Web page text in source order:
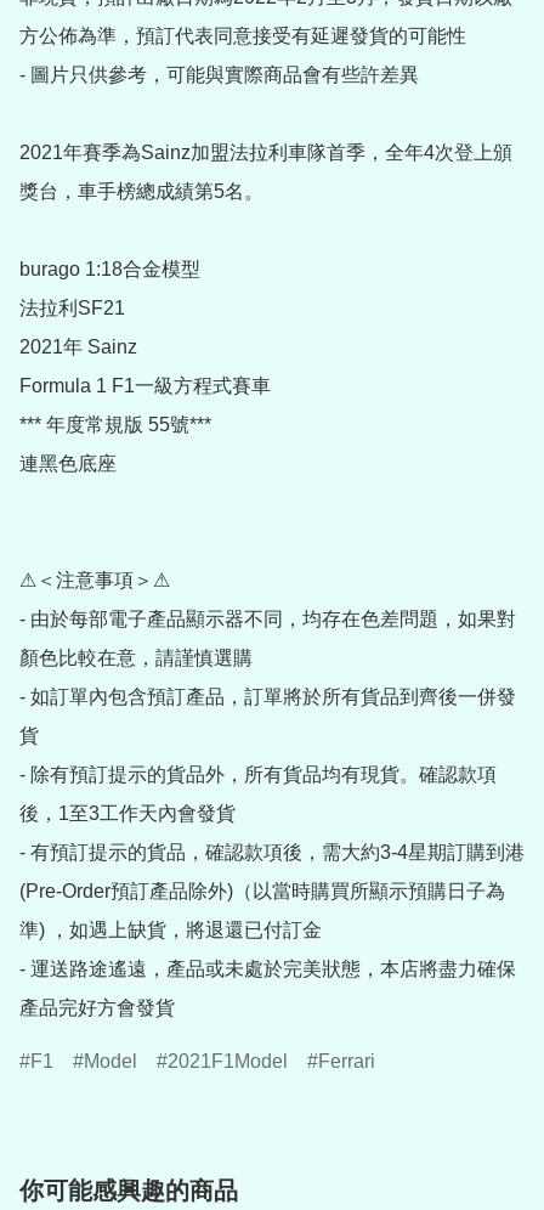
方公佈為準，預訂代表同意接受有延遲發貨的可能性
- 圖片只供參考，可能與實際商品會有些許差異
2021年賽季為Sainz加盟法拉利車隊首季，全年4次登上頒
獎台，車手榜總成績第5名。
burago 1:18合金模型
法拉利SF21
2021年 Sainz
Formula 1 F1一級方程式賽車
*** 年度常規版 55號***
連黑色底座
⚠＜注意事項＞⚠
- 由於每部電子產品顯示器不同，均存在色差問題，如果對
顏色比較在意，請謹慎選購
- 如訂單內包含預訂產品，訂單將於所有貨品到齊後一併發
貨
- 除有預訂提示的貨品外，所有貨品均有現貨。確認款項
後，1至3工作天內會發貨
- 有預訂提示的貨品，確認款項後，需大約3-4星期訂購到港
(Pre-Order預訂產品除外)（以當時購買所顯示預購日子為
準) ，如遇上缺貨，將退還已付訂金
- 運送路途遙遠，產品或未處於完美狀態，本店將盡力確保
產品完好方會發貨
F1 Model 2021F1Model Ferrari
你可能感興趣的商品